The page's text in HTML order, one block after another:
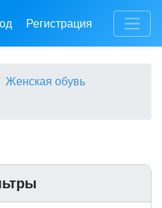
Регистрация
Женская обувь